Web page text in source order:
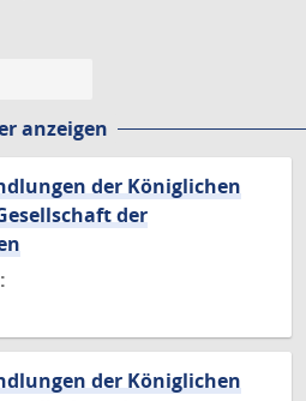
anzeigen
der Königlichen
der
der Königlichen